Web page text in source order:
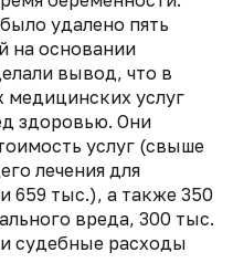
удалено пять
на основании
вывод, что в
медицинских услуг
здоровью. Они
услуг (свыше
лечения для
659 тыс.), а также 350
вреда, 300 тыс.
судебные расходы